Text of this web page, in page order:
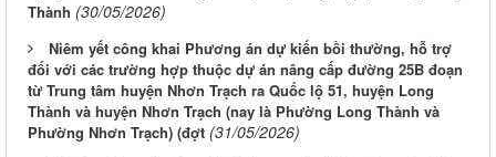
Thành (30/05/2026)
Niêm yết công khai Phương án dự kiến bồi thường, hỗ trợ
đối với các trường hợp thuộc dự án nâng cấp đường 25B đoạn
từ Trung tâm huyện Nhơn Trạch ra Quốc lộ 51, huyện Long
Thành và huyện Nhơn Trạch (nay là Phường Long Thành và
Phường Nhơn Trạch) (đợt (31/05/2026)